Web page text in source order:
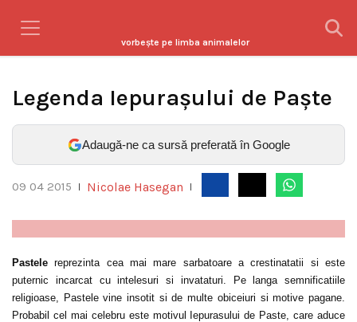
vorbeşte pe limba animalelor
Legenda Iepurașului de Paște
Adaugă-ne ca sursă preferată în Google
09 04 2015 Nicolae Hasegan
Pastelereprezinta cea mai mare sarbatoare a crestinatatii si este
puternic incarcat cu intelesuri si invataturi. Pe langa semnificatiile
religioase, Pastele vine insotit si de multe obiceiuri si motive pagane.
Probabil cel mai celebru este motivul Iepurasului de Paste, care aduce